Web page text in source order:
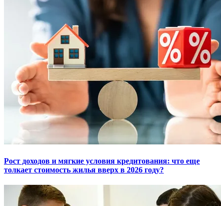
Рост доходов и мягкие условия кредитования: что еще
толкает стоимость жилья вверх в 2026 году?